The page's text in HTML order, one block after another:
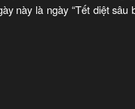
này là ngày “Tết diệt sâu